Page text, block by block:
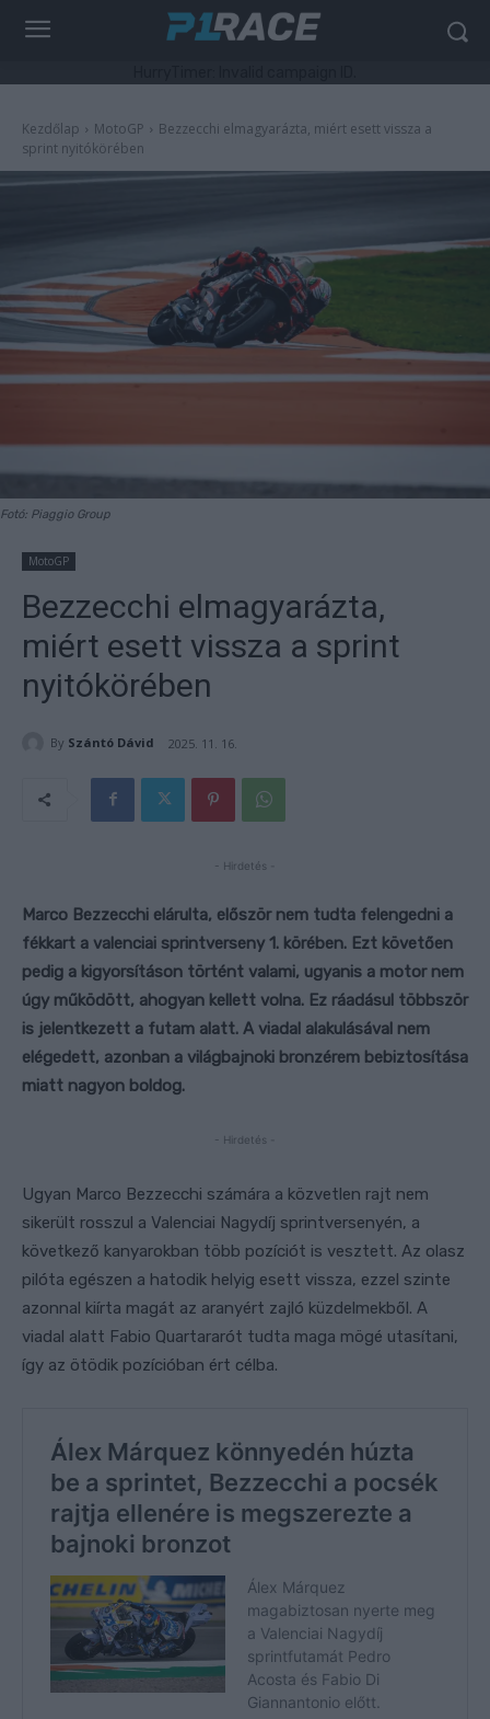
Kezdőlap MotoGP
Bezzecchi elmagyarázta, miért esett vissza a
sprint nyitókörében
Fotó: Piaggio Group
MotoGP
Bezzecchi elmagyarázta,
miért esett vissza a sprint
nyitókörében
By Szántó Dávid 2025. 11. 16.
- Hirdetés -
Marco Bezzecchi elárulta, először nem tudta felengedni a
fékkart a valenciai sprintverseny 1. körében. Ezt követően
pedig a kigyorsításon történt valami, ugyanis a motor nem
úgy működött, ahogyan kellett volna. Ez ráadásul többször
is jelentkezett a futam alatt. A viadal alakulásával nem
elégedett, azonban a világbajnoki bronzérem bebiztosítása
miatt nagyon boldog.
- Hirdetés -
Ugyan Marco Bezzecchi számára a közvetlen rajt nem
sikerült rosszul a Valenciai Nagydíj sprintversenyén, a
következő kanyarokban több pozíciót is vesztett. Az olasz
pilóta egészen a hatodik helyig esett vissza, ezzel szinte
azonnal kiírta magát az aranyért zajló küzdelmekből. A
viadal alatt Fabio Quartararót tudta maga mögé utasítani,
így az ötödik pozícióban ért célba.